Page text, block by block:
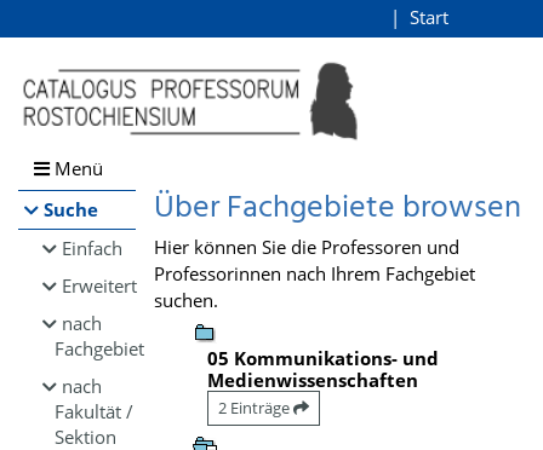
Browsen
direkt zum Inhalt
Start
Menü
Suche
Einfach
Erweitert
nach
Fachgebiet
nach
Fakultät /
Sektion
Über Fachgebiete browsen
Hier können Sie die Professoren und
Professorinnen nach Ihrem Fachgebiet
suchen.
05 Kommunikations- und
Medienwissenschaften
2 Einträge